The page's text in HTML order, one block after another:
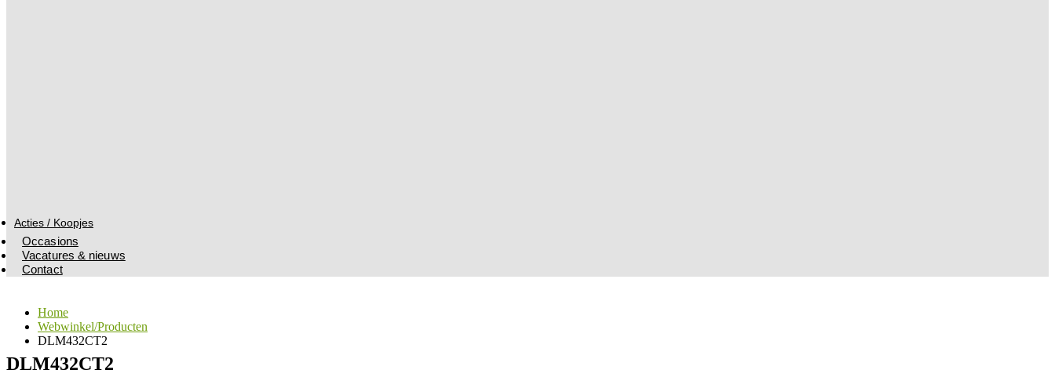
Acties / Koopjes
Occasions
Vacatures & nieuws
Contact
Home
Webwinkel/Producten
DLM432CT2
DLM432CT2